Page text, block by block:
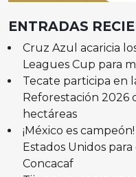
ENTRADAS
Cruz Azul acaricia
Leagues Cup para
Tecate participa en
Reforestación 2026
hectáreas
¡México es
Estados Unidos
Concacaf